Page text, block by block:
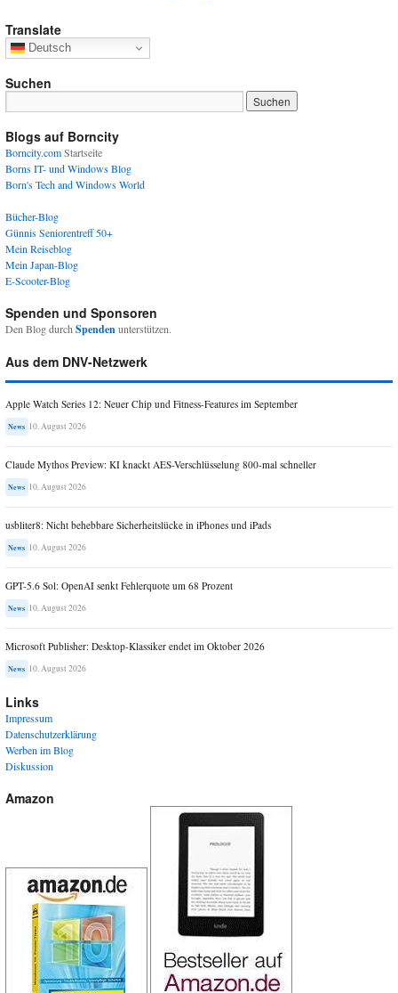
Translate
Deutsch
Suchen
Blogs auf Borncity
Borncity.comStartseite
Borns IT- und Windows Blog
Born's Tech and Windows World
Bücher-Blog
Günnis Seniorentreff 50+
Mein Reiseblog
Mein Japan-Blog
E-Scooter-Blog
Spenden und Sponsoren
Den Blog durchSpendenunterstützen.
Aus dem DNV-Netzwerk
Apple Watch Series 12: Neuer Chip und Fitness-Features im September
News 10. August 2026
Claude Mythos Preview: KI knackt AES-Verschlüsselung 800-mal schneller
News 10. August 2026
usbliter8: Nicht behebbare Sicherheitslücke in iPhones und iPads
News 10. August 2026
GPT-5.6 Sol: OpenAI senkt Fehlerquote um 68 Prozent
News 10. August 2026
Microsoft Publisher: Desktop-Klassiker endet im Oktober 2026
News 10. August 2026
Links
Impressum
Datenschutzerklärung
Werben im Blog
Diskussion
Amazon